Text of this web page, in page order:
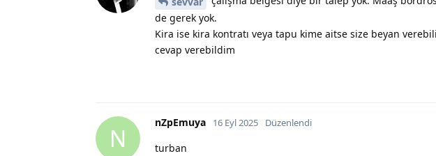
de gerek yok.
Kira ise kira kontratı veya tapu kime aitse size beyan
cevap verebildim
N
nZpEmuya 16 Eyl 2025 Düzenlendi
turban